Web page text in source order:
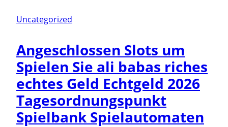
Sporting
possibility
Put
your
activities
bet
Uncategorized
Angeschlossen Slots um
Spielen Sie ali babas riches
echtes Geld Echtgeld 2026
Tagesordnungspunkt
Spielbank Spielautomaten